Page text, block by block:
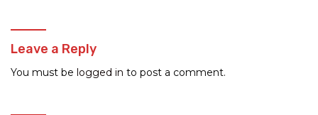
Leave a Reply
You must be logged in to post a comment.